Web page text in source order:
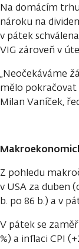
Na domácím
nároku na
v pátek
VIG zároveň v
„Neočekáváme
mělo pokračovat
Milan Vaníček,
Z pohledu
v USA za duben
b. po 86 b.) a v
V pátek se
%) a inflaci CPI